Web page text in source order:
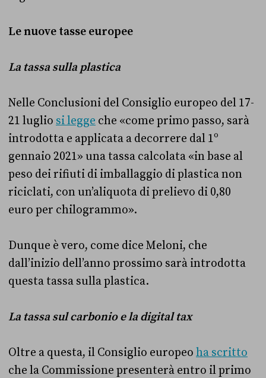
Le nuove tasse europee
La tassa sulla plastica
Nelle Conclusioni del Consiglio europeo del 17-
21 luglio si legge che «come primo passo, sarà
introdotta e applicata a decorrere dal 1º
gennaio 2021» una tassa calcolata «in base al
peso dei rifiuti di imballaggio di plastica non
riciclati, con un’aliquota di prelievo di 0,80
euro per chilogrammo».
Dunque è vero, come dice Meloni, che
dall’inizio dell’anno prossimo sarà introdotta
questa tassa sulla plastica.
La tassa sul carbonio e la digital tax
Oltre a questa, il Consiglio europeo ha scritto
che la Commissione presenterà entro il primo